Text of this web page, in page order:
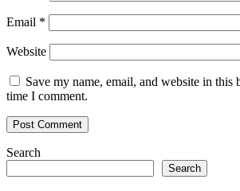
Email *
Website
Save my name, email, and website in this
time I comment.
Search
Search